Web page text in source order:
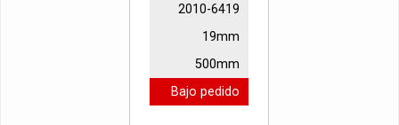
2010-6419
19mm
500mm
Bajo pedido